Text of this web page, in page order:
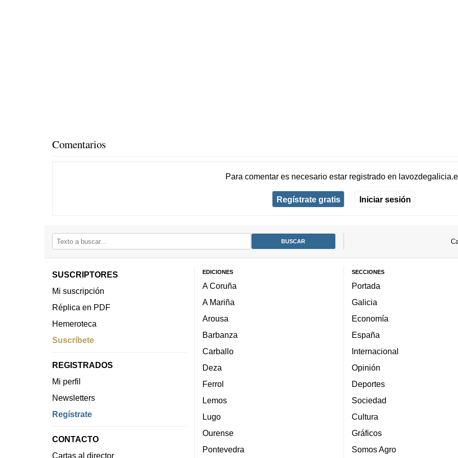
Comentarios
Para comentar es necesario estar registradoen
Regístrate gratis Iniciar sesión
SUSCRIPTORES
Mi suscripción
Réplica en PDF
Hemeroteca
Suscríbete
REGISTRADOS
Mi perfil
Newsletters
Regístrate
CONTACTO
Cartas al director
EDICIONES
A Coruña
A Mariña
Arousa
Barbanza
Carballo
Deza
Ferrol
Lemos
Lugo
Ourense
Pontevedra
SECCIONES
Portada
Galicia
Economía
España
Internacional
Opinión
Deportes
Sociedad
Cultura
Gráficos
Somos Agro